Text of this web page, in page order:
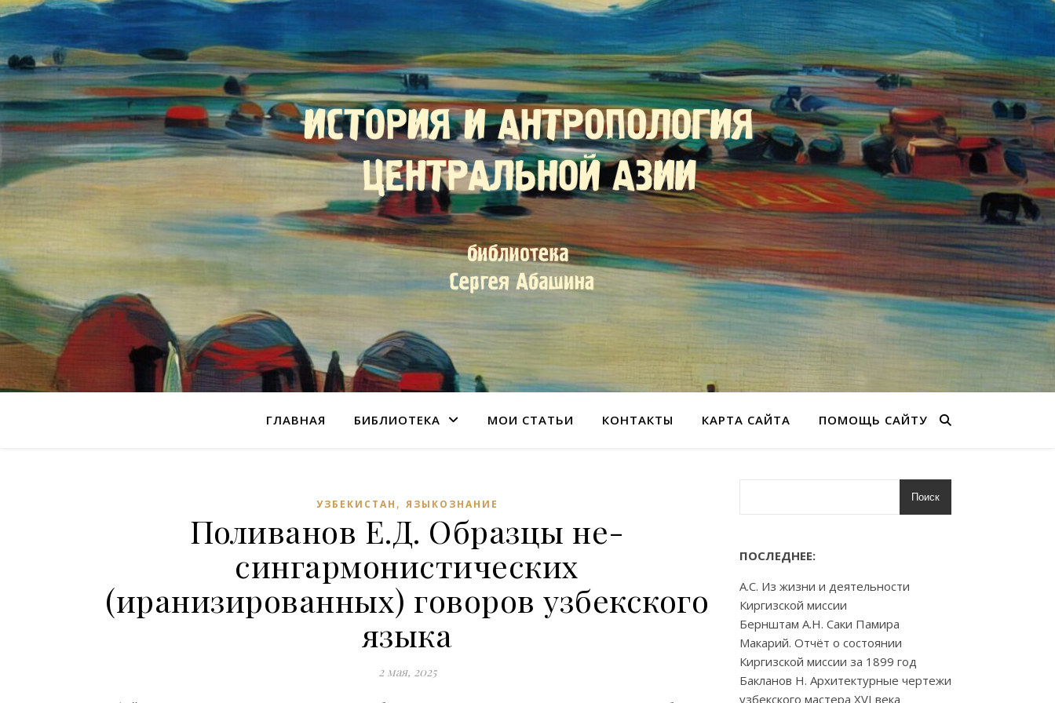
ГЛАВНАЯ БИБЛИОТЕКА МОИ СТАТЬИ КОНТАКТЫ КАРТА САЙТА ПОМОЩЬ САЙТУ
УЗБЕКИСТАН , ЯЗЫКОЗНАНИЕ
Поливанов Е.Д. Образцы не-
сингармонистических
(иранизированных) говоров узбекского
языка
2 мая, 2025
Поиск
ПОСЛЕДНЕЕ:
А.С. Из жизни и деятельности
Киргизской миссии
Бернштам А.Н. Саки Памира
Макарий. Отчёт о состоянии
Киргизской миссии за 1899 год
Бакланов Н. Архитектурные чертежи
узбекского мастера XVI века